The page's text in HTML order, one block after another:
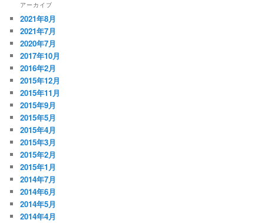
アーカイブ
2021年8月
2021年7月
2020年7月
2017年10月
2016年2月
2015年12月
2015年11月
2015年9月
2015年5月
2015年4月
2015年3月
2015年2月
2015年1月
2014年7月
2014年6月
2014年5月
2014年4月